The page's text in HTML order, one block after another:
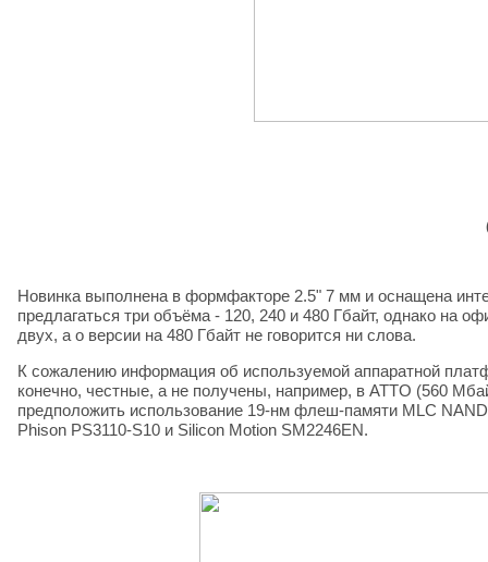
Новинка выполнена в формфакторе 2.5" 7 мм и оснащена
предлагаться три объёма - 120, 240 и 480 Гбайт, однако на
двух, а о версии на 480 Гбайт не говорится ни слова.
К сожалению информация об используемой аппаратной
конечно, честные, а не получены, например, в ATTO (560
предположить использование 19-нм флеш-памяти MLC
Phison PS3110-S10 и Silicon Motion SM2246EN.